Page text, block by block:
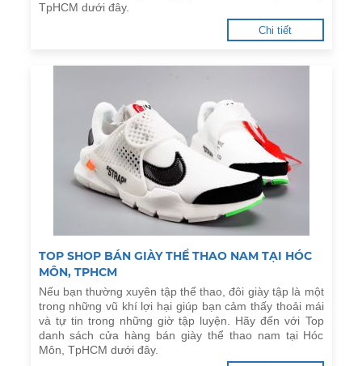
TpHCM dưới đây.
Chi tiết
TOP SHOP BÁN GIÀY THỂ THAO NAM TẠI HÓC
MÔN, TPHCM
Nếu bạn thường xuyên tập thể thao, đôi giày tập là một
trong những vũ khí lợi hại giúp bạn cảm thấy thoải mái
và tự tin trong những giờ tập luyện. Hãy đến với Top
danh sách cửa hàng bán giày thể thao nam tại Hóc
Môn, TpHCM dưới đây.